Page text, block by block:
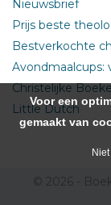
Nieuwsbrief
Prijs beste
Bestverkochte
Avondmaalcups:
Christelijke
Little Dutch
© 2026 -
Voor een
gemaakt van